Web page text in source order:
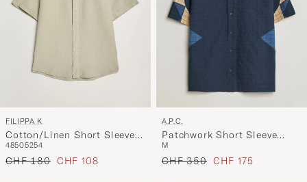
FILIPPA K
Cotton/Linen Short Sleeve
Shirt Light Green
48505254
Regulärer Preis
CHF 180 Reduzierter Preis
CHF 108
A.P.C.
Patchwork Short Sleeve
Indigo
M
Regulärer Preis
CHF 350 Reduzierter Preis
CHF 175